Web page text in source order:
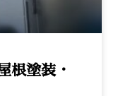
根塗装・